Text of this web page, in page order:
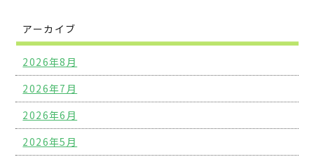
アーカイブ
2026年8月
2026年7月
2026年6月
2026年5月